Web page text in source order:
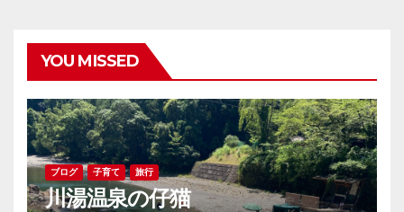
YOU MISSED
ブログ 子育て 旅行
川湯温泉の仔猫